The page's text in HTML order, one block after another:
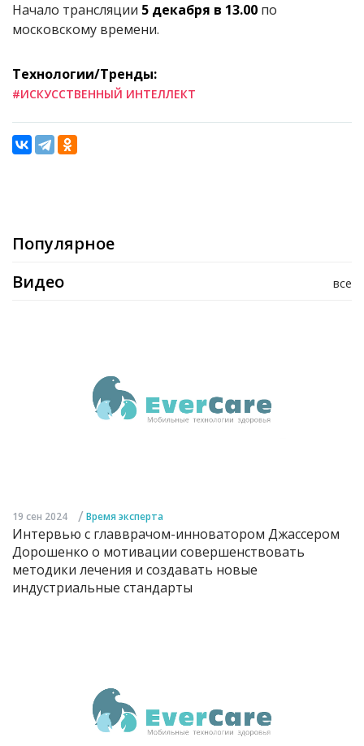
Начало трансляции 5 декабря в 13.00 по
московскому времени.
Технологии/Тренды:
#ИСКУССТВЕННЫЙ ИНТЕЛЛЕКТ
Популярное
все
Видео
19 сен 2024 / Время эксперта
Интервью с главврачом-инноватором Джассером
Дорошенко о мотивации совершенствовать
методики лечения и создавать новые
индустриальные стандарты